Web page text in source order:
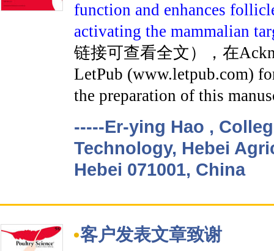
function and enhances
activating the mammalian
链接可查看全文），在
LetPub (www.letpub.com)
the preparation of this
-----Er-ying Hao ,
Technology, Hebei
Hebei 071001, China
客户发表文章致谢